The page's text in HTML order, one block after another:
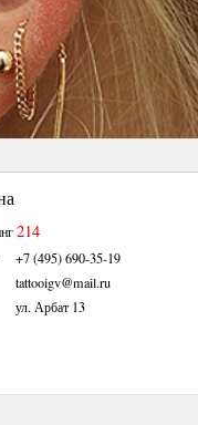
214
+7 (495) 690-35-19
tattooigv@mail.ru
ул. Арбат 13